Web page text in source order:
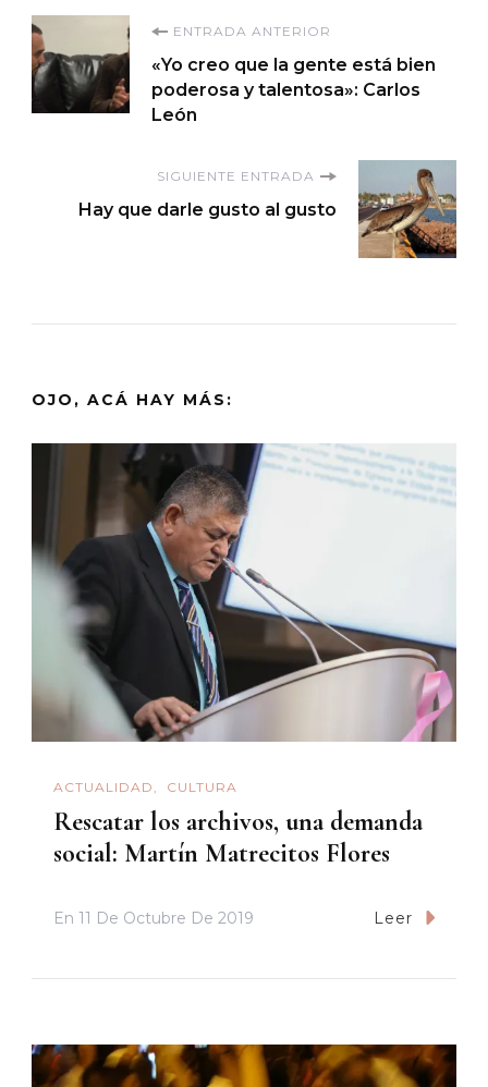
Navegación
de
ENTRADA ANTERIOR
«Yo creo que la gente está bien
poderosa y talentosa»: Carlos
León
SIGUIENTE ENTRADA
Hay que darle gusto al gusto
OJO, ACÁ HAY MÁS:
ACTUALIDAD CULTURA
Rescatar los archivos, una demanda
social: Martín Matrecitos Flores
En 11 De Octubre De 2019 Leer